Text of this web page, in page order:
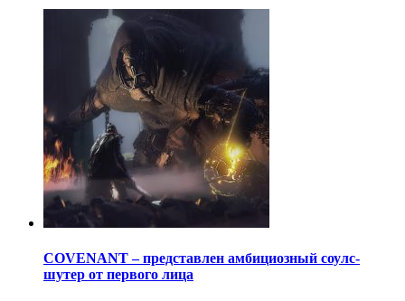
COVENANT – представлен амбициозный соулс-
шутер от первого лица